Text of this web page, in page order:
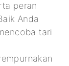
peran
Anda
tari